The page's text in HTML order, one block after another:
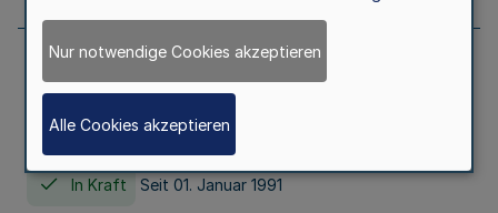
Erstes Gesetz zur Ausführung des
Kinder- und Jugendhilfegesetzes - AG -
KJHG -
In Kraft Seit 01. Januar 1991
Nur notwendige Cookies akzeptieren
Alle Cookies akzeptieren